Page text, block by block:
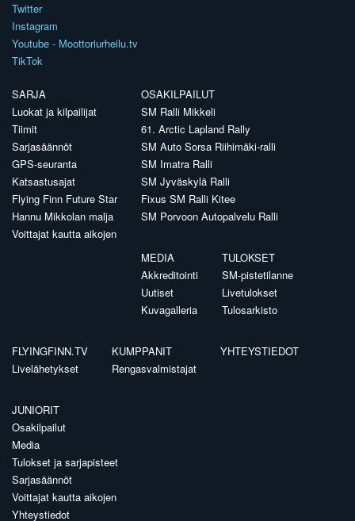
Twitter
Instagram
Youtube - Moottoriurheilu.tv
TikTok
SARJA
Luokat ja kilpailijat
Tiimit
Sarjasäännöt
GPS-seuranta
Katsastusajat
Flying Finn Future Star
Hannu Mikkolan malja
Voittajat kautta aikojen
OSAKILPAILUT
SM Ralli Mikkeli
61. Arctic Lapland Rally
SM Auto Sorsa Riihimäki-ralli
SM Imatra Ralli
SM Jyväskylä Ralli
Fixus SM Ralli Kitee
SM Porvoon Autopalvelu Ralli
MEDIA
Akkreditointi
Uutiset
Kuvagalleria
TULOKSET
SM-pistetilanne
Livetulokset
Tulosarkisto
FLYINGFINN.TV
Livelähetykset
KUMPPANIT
Rengasvalmistajat
YHTEYSTIEDOT
JUNIORIT
Osakilpailut
Media
Tulokset ja sarjapisteet
Sarjasäännöt
Voittajat kautta aikojen
Yhteystiedot